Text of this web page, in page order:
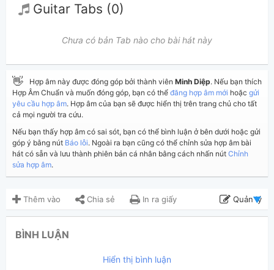
Guitar Tabs (0)
Chưa có bản Tab nào cho bài hát này
👋 Hợp âm này được đóng góp bởi thành viên Minh Diệp. Nếu bạn thích
Hợp Âm Chuẩn và muốn đóng góp, bạn có thể đăng hợp âm mới hoặc gửi
yêu cầu hợp âm. Hợp âm của bạn sẽ được hiển thị trên trang chủ cho tất
cả mọi người tra cứu.
Nếu bạn thấy hợp âm có sai sót, bạn có thể bình luận ở bên dưới hoặc gửi
góp ý bằng nút Báo lỗi. Ngoài ra bạn cũng có thể chỉnh sửa hợp âm bài
hát có sẵn và lưu thành phiên bản cá nhân bằng cách nhấn nút Chỉnh
sửa hợp âm.
Thêm vào Chia sẻ In ra giấy Quản lý
Cập nhật:
Minh Diệp
BÌNH LUẬN
Hiển thị bình luận